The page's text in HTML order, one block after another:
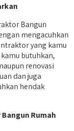
Bangun
mengacuhkan
yang kamu
butuhkan,
renovasi
dan juga
hendak
Rumah